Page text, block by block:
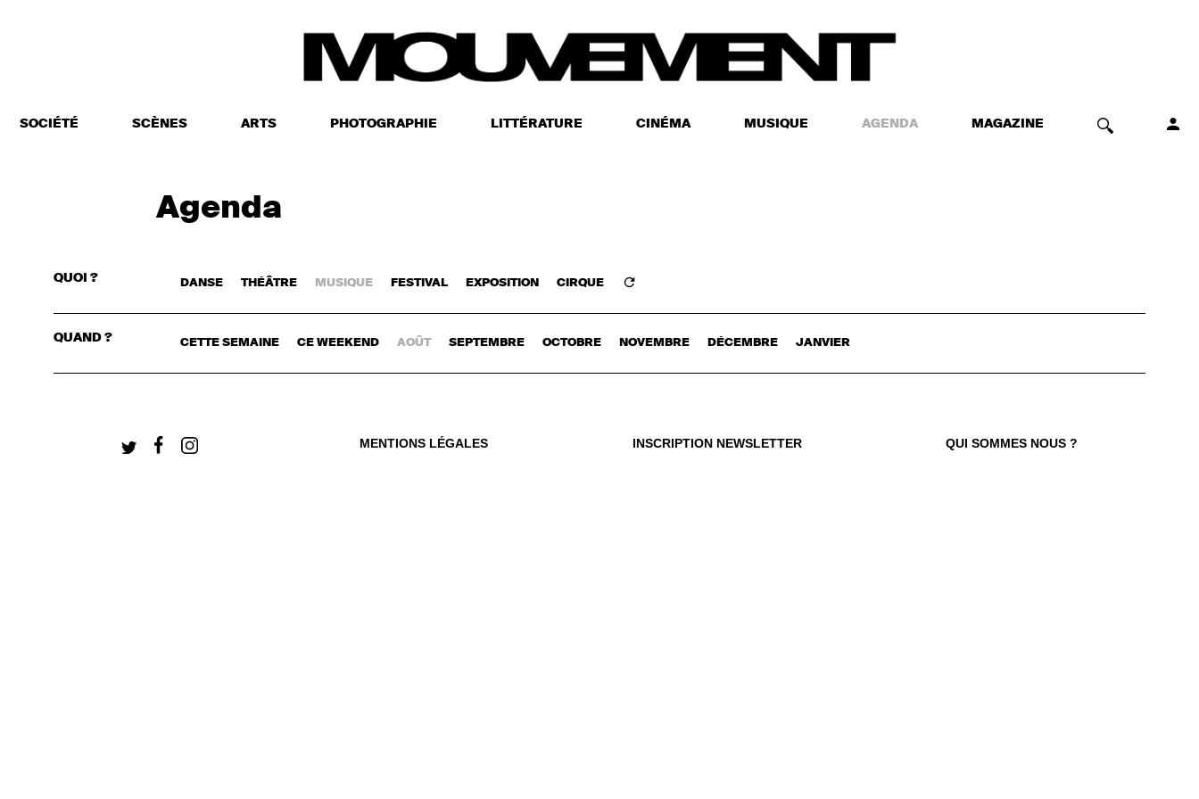
SOCIÉTÉ SCÈNES ARTS PHOTOGRAPHIE LITTÉRATURE CINÉMA MUSIQUE AGENDA MAGAZINE
CONNECTEZ-VOUS
Agenda
QUOI ? DANSE THÉÂTRE MUSIQUE FESTIVAL EXPOSITION CIRQUE
QUAND ? CETTE SEMAINE CE WEEKEND AOÛT SEPTEMBRE OCTOBRE NOVEMBRE DÉCEMBRE JANVIER
MENTIONS LÉGALES INSCRIPTION NEWSLETTER QUI SOMMES NOUS ?